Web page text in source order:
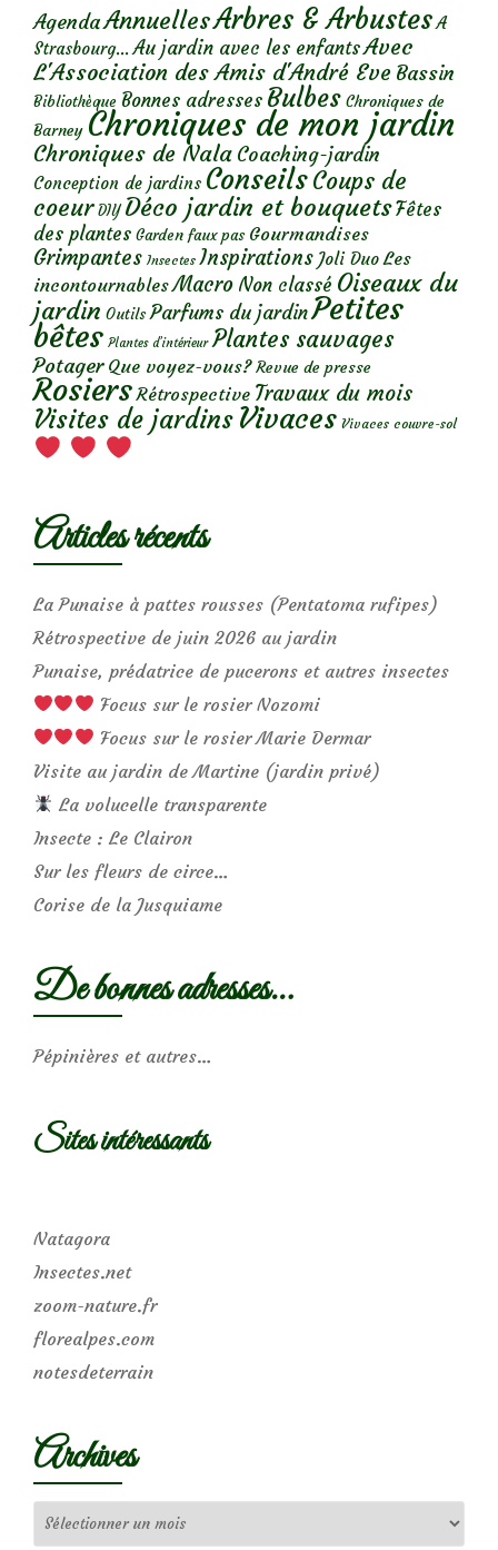
AgendaAnnuellesArbres & Arbustes A
Strasbourg... Au jardin avec les enfantsAvec
L'Association des Amis d'André Eve Bassin
Bibliothèque Bonnes adresses Bulbes Chroniques de
Barney Chroniques de mon jardin
Chroniques de Nala Coaching-jardin
Conception de jardins ConseilsCoups de
coeur DIY Déco jardin et bouquetsFêtes
des plantes Garden faux pas Gourmandises
Grimpantes Insectes Inspirations Joli Duo Les
incontournables Macro Non classé Oiseaux du
jardin Outils Parfums du jardinPetites
bêtes Plantes d’intérieur Plantes sauvages
Potager Que voyez-vous? Revue de presse
Rosiers Rétrospective Travaux du mois
Visites de jardins Vivaces Vivaces couvre-sol
Articles récents
La Punaise à pattes rousses (Pentatoma rufipes)
Rétrospective de juin 2026 au jardin
Punaise, prédatrice de pucerons et autres insectes
Focus sur le rosier Nozomi
Focus sur le rosier Marie Dermar
Visite au jardin de Martine (jardin privé)
La volucelle transparente
Insecte : Le Clairon
Sur les fleurs de circe…
Corise de la Jusquiame
De bonnes adresses…
Pépinières et autres…
Sites intéressants
Natagora
Insectes.net
zoom-nature.fr
florealpes.com
notesdeterrain
Archives